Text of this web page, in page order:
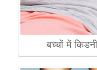
बच्चों में